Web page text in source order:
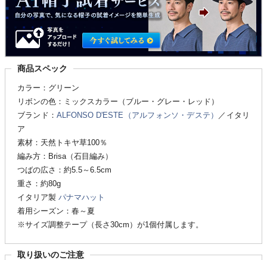
商品スペック
カラー：グリーン
リボンの色：ミックスカラー（ブルー・グレー・レッド）
ブランド：ALFONSO D'ESTE（アルフォンソ・デステ）
／イタリ
ア
素材：天然トキヤ草100％
編み方：Brisa（石目編み）
つばの広さ：約5.5～6.5cm
重さ：約80g
イタリア製 パナマハット
着用シーズン：春～夏
※サイズ調整テープ（長さ30cm）が1個付属します。
取り扱いのご注意